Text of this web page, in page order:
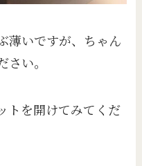
薄いですが、ちゃん
い。
トを開けてみてくだ